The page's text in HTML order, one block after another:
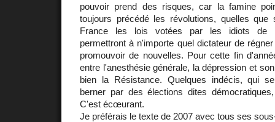
pouvoir prend des risques, car la famine
toujours précédé les révolutions, quelles que
France les lois votées par les idiots de
permettront à n'importe quel dictateur de
promouvoir de nouvelles. Pour cette fin
entre l'anesthésie générale, la dépression et
bien la Résistance. Quelques indécis, qui
berner par des élections dites
C'est écœurant.
Je préférais le texte de 2007 avec tous ses